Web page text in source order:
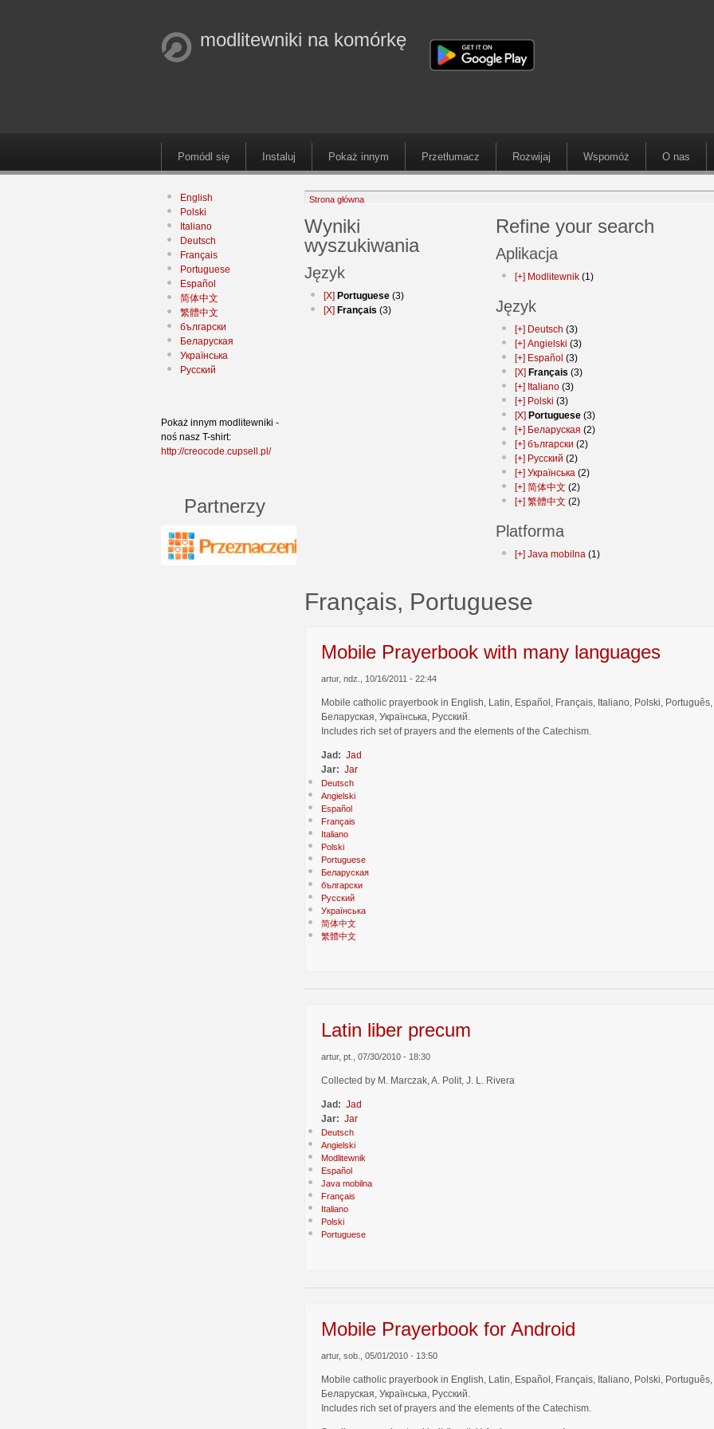
modlitewniki na komórkę
Pomódl się Instaluj Pokaż innym Przetłumacz Rozwijaj Wspomóż O nas
English
Polski
Italiano
Deutsch
Français
Portuguese
Español
简体中文
繁體中文
български
Беларуская
Українська
Русский
Pokaż innym modlitewniki -
noś nasz T-shirt:
http://creocode.cupsell.pl/
Partnerzy
Strona główna
Wyniki
wyszukiwania
Język
[X] Portuguese (3)
[X] Français (3)
Refine your search
Aplikacja
[+] Modlitewnik (1)
Język
[+] Deutsch (3)
[+] Angielski (3)
[+] Español (3)
[X] Français (3)
[+] Italiano (3)
[+] Polski (3)
[X] Portuguese (3)
[+] Беларуская (2)
[+] български (2)
[+] Русский (2)
[+] Українська (2)
[+] 简体中文 (2)
[+] 繁體中文 (2)
Platforma
[+] Java mobilna (1)
Français, Portuguese
Mobile Prayerbook with many languages
artur, ndz., 10/16/2011 - 22:44
Mobile catholic prayerbook in English, Latin, Español, Français, Italiano, Polski, Português,
Беларуская, Українська, Русский.
Includes rich set of prayers and the elements of the Catechism.
Jad: Jad
Jar: Jar
Deutsch
Angielski
Español
Français
Italiano
Polski
Portuguese
Беларуская
български
Русский
Українська
简体中文
繁體中文
Latin liber precum
artur, pt., 07/30/2010 - 18:30
Collected by M. Marczak, A. Polit, J. L. Rivera
Jad: Jad
Jar: Jar
Deutsch
Angielski
Modlitewnik
Español
Java mobilna
Français
Italiano
Polski
Portuguese
Mobile Prayerbook for Android
artur, sob., 05/01/2010 - 13:50
Mobile catholic prayerbook in English, Latin, Español, Français, Italiano, Polski, Português,
Беларуская, Українська, Русский.
Includes rich set of prayers and the elements of the Catechism.